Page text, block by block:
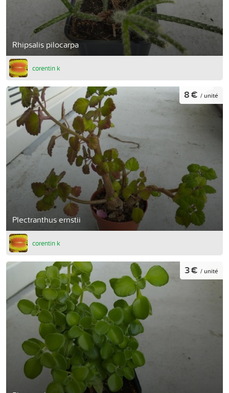
Rhipsalis pilocarpa
corentin k
Plectranthus ernstii
8 € / unité
corentin k
3 € / unité